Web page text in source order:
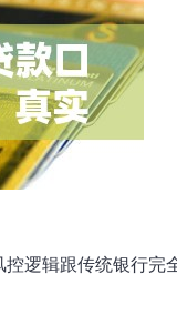
逻辑跟传统银行完